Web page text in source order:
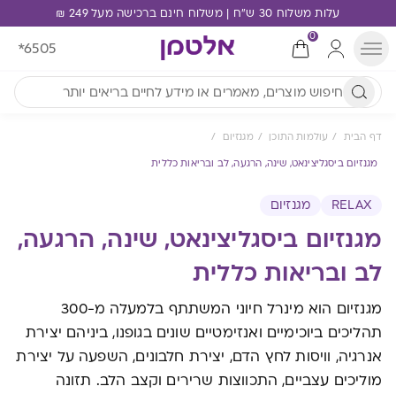
עלות משלוח 30 ש"ח | משלוח חינם ברכישה מעל 249 ₪
0
*6505
דף הבית עולמות התוכן מגנזיום
מגנזיום ביסגליצינאט, שינה, הרגעה, לב ובריאות כללית
RELAX מגנזיום
מגנזיום ביסגליצינאט, שינה, הרגעה,
לב ובריאות כללית
מגנזיום הוא מינרל חיוני המשתתף בלמעלה מ-300
תהליכים ביוכימיים ואנזימטיים שונים בגופנו, ביניהם יצירת
אנרגיה, וויסות לחץ הדם, יצירת חלבונים, השפעה על יצירת
מוליכים עצביים, התכווצות שרירים וקצב הלב. תזונה